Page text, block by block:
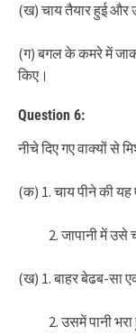
(ख) चाय तैयार हुई और
(ग) बगल के कमरे में
किए।
Question 6:
नीचे दिए गए वाक्यों से
(क) 1. चाय पीने की यह
जापानी में उसे
(ख) 1. बाहर बेढब-सा
उसमें पानी